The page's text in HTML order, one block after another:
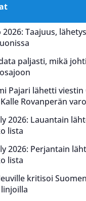
2026: Taajuus,
paljasti, mikä
Pajari lähetti
Rovanperän
2026: Lauantain
lista
2026: Perjantain
lista
kritisoi